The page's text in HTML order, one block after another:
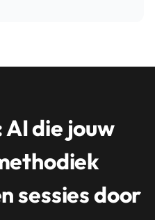
die jouw
sessies door